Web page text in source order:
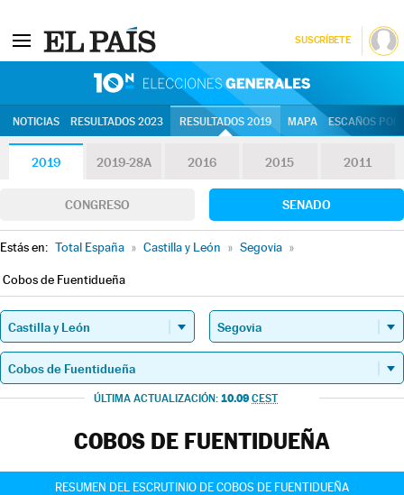
SUSCRÍBETE
NOTICIAS RESULTADOS 2023 RESULTADOS 2019 MAPA ESCAÑOS
2019 2019-28A 2016 2015 2011
CONGRESO SENADO
Estás en: Total España » Castilla y León » Segovia »
Cobos de Fuentidueña
ÚLTIMA ACTUALIZACIÓN: 10.09 CEST
COBOS DE FUENTIDUEÑA
RESUMEN DEL ESCRUTINIO DE COBOS DE FUENTIDUEÑA